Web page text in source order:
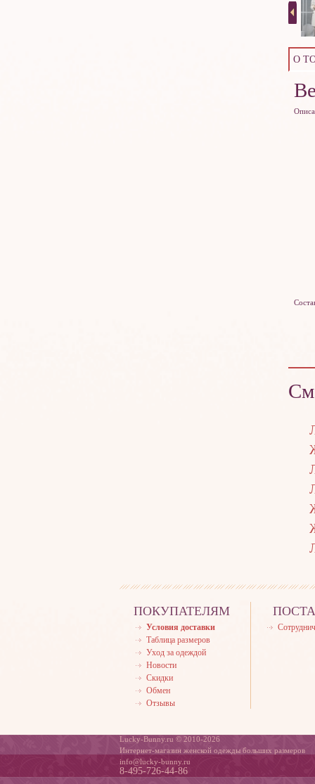
О
ПОКУПАТЕЛЯМ
Условия доставки
Таблица размеров
Уход за одеждой
Новости
Скидки
Обмен
Отзывы
Lucky-Bunny.ru © 2010-2026
Интернет-магазин женской одежды больших размеров
info@lucky-bunny.ru
8-495-726-44-86